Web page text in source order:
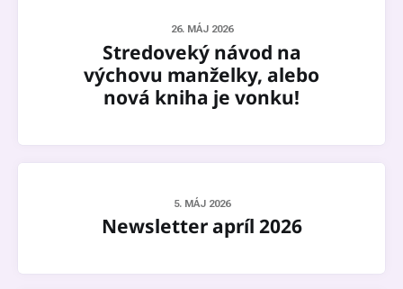
26. MÁJ 2026
Stredoveký návod na
výchovu manželky, alebo
nová kniha je vonku!
5. MÁJ 2026
Newsletter apríl 2026